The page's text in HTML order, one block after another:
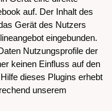
auf. Der Inhalt des
Gerät des Nutzers
eingebunden.
Nutzungsprofile der
keinen Einfluss auf den
dieses Plugins erhebt
unserem